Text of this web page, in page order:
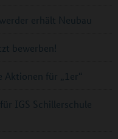
erhält Neubau
bewerben!
Aktionen für „1er“
IGS Schillerschule